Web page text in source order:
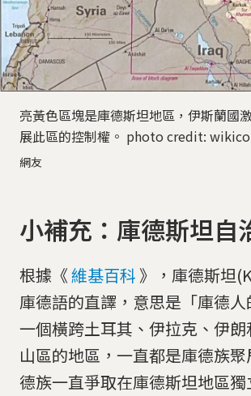
亮黃色區塊是庫德斯坦地區，伊斯蘭國
展此區的控制權。 photo credit:
網友
小補充：庫德斯坦自
根據《維基百科 》，庫德斯坦
庫德語的直譯，意思是「庫德
一個橫跨土耳其、伊拉克、伊
山區的地區，一直都是庫德族
德族一直爭取在庫德斯坦地區